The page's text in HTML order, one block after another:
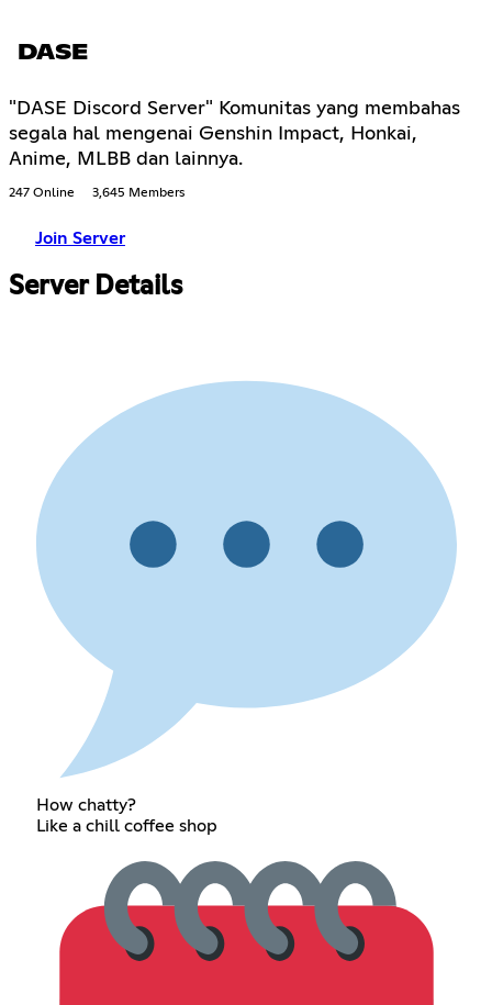
DASE
"DASE Discord Server" Komunitas yang membahas
segala hal mengenai Genshin Impact, Honkai,
Anime, MLBB dan lainnya.
247 Online 3,645 Members
Join Server
Server Details
How chatty?
Like a chill coffee shop